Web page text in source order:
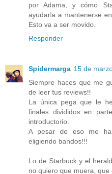
por Adama, y cómo
ayudarla a mantenerse
Esto va a ser movido.
Responder
Spidermarga 15 de
Siempre haces que me
de leer tus reviews!!
La única pega que le
finales divididos en
introductorio.
A pesar de eso me
eligiendo bandos!!!
Lo de Starbuck y el
no quiero que muera, que